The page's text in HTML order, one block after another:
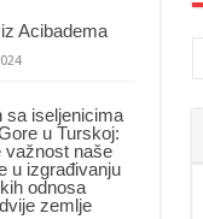
Acibadema
sa iseljenicima
u Turskoj:
važnost naše
u izgrađivanju
odnosa
zemlje